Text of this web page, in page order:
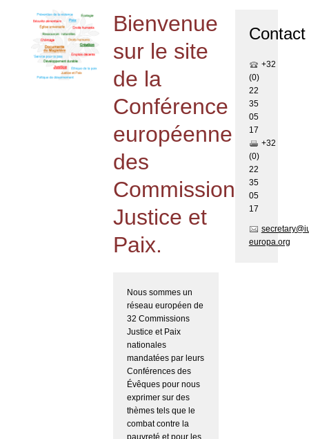
Bienvenue
sur le site
de la
Conférence
européenne
des
Commissions
Justice et
Paix.
Nous sommes un
réseau européen de
32 Commissions
Justice et Paix
nationales
mandatées par leurs
Conférences des
Évêques pour nous
exprimer sur des
thèmes tels que le
combat contre la
pauvreté et pour les
Contact
+32
(0)
22
35
05
17
+32
(0)
22
35
05
17
europa.org